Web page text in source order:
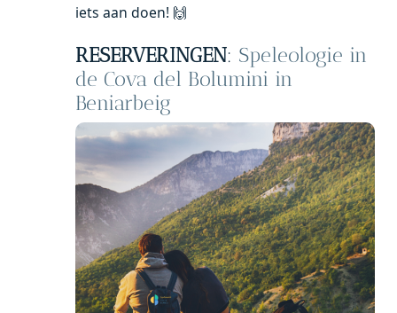
iets aan doen! 🙌
RESERVERINGEN: Speleologie in
de Cova del Bolumini in
Beniarbeig